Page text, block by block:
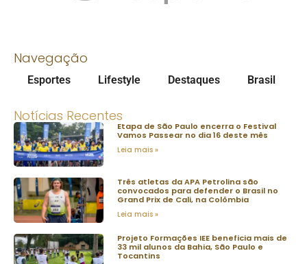
Navegação
Esportes Lifestyle Destaques Brasil
Notícias Recentes
Etapa de São Paulo encerra o Festival
Vamos Passear no dia 16 deste mês
Leia mais »
Três atletas da APA Petrolina são
convocados para defender o Brasil no
Grand Prix de Cali, na Colômbia
Leia mais »
Projeto Formações IEE beneficia mais de
33 mil alunos da Bahia, São Paulo e
Tocantins